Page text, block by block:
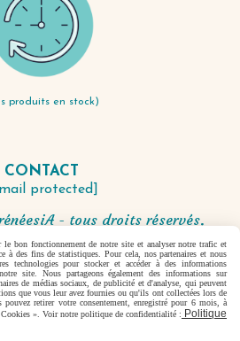
produits en stock)
CONTACT
protected]
- tous droits réservés.
désactivé. Autoriser
Conditions générales de vente
bon fonctionnement de notre site et analyser notre trafic et
à des fins de statistiques. Pour cela, nos partenaires et nous
technologies pour stocker et accéder à des informations
site. Nous partageons également des informations sur
de médias sociaux, de publicité et d'analyse, qui peuvent
que vous leur avez fournies ou qu'ils ont collectées lors de
retirer votre consentement, enregistré pour 6 mois, à
». Voir notre politique de confidentialité : Politique